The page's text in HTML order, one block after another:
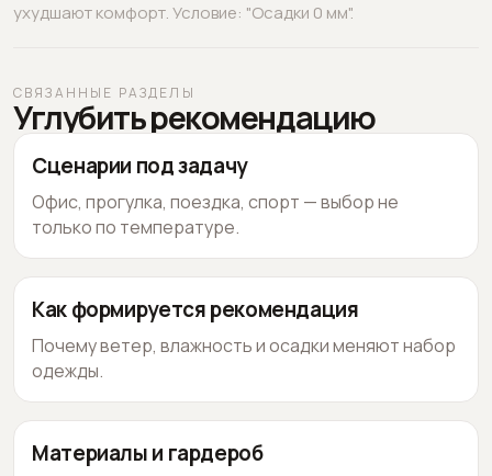
ухудшают комфорт. Условие: "Осадки 0 мм".
СВЯЗАННЫЕ РАЗДЕЛЫ
Углубить рекомендацию
Сценарии под задачу
Офис, прогулка, поездка, спорт — выбор не
только по температуре.
Как формируется рекомендация
Почему ветер, влажность и осадки меняют набор
одежды.
Материалы и гардероб